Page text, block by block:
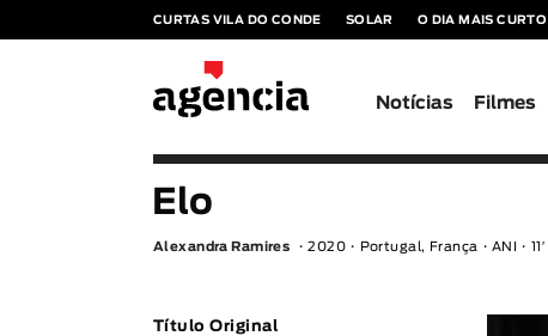
CURTAS VILA DO CONDE SOLAR O DIA MAIS CURTO
Notícias Filmes
Elo
Alexandra Ramires 2020 Portugal, França ANI 11′
Título Original